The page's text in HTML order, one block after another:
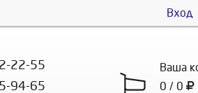
Вход
22-55
94-65
Ваша
0 / 0